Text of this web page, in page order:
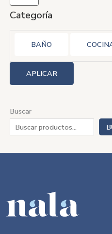
Categoría
BAÑO
APLICAR
Buscar